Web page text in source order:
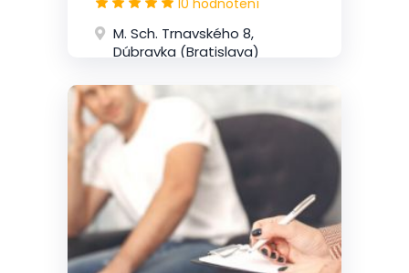
M. Sch. Trnavského 8,
Dúbravka (Bratislava)